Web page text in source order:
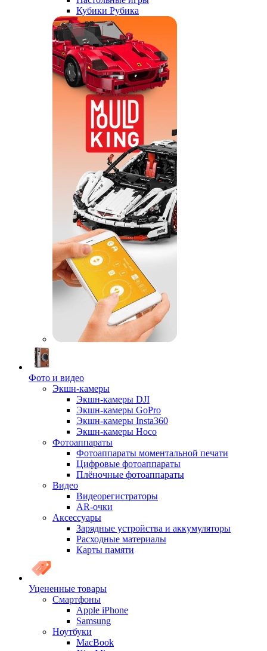
Кубики Рубика
Фото и видео
Экшн-камеры
Экшн-камеры DJI
Экшн-камеры GoPro
Экшн-камеры Insta360
Экшн-камеры Hoco
Фотоаппараты
Фотоаппараты моментальной печати
Цифровые фотоаппараты
Плёночные фотоаппараты
Видео
Видеорегистраторы
AR-очки
Аксессуары
Зарядные устройства и аккумуляторы
Расходные материалы
Карты памяти
Уцененные товары
Cмартфоны
Apple iPhone
Samsung
Ноутбуки
MacBook